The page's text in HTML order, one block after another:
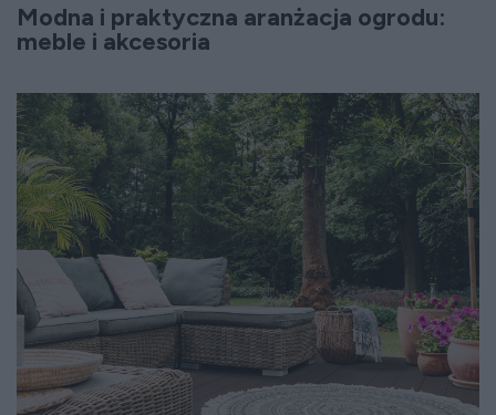
Modna i praktyczna aranżacja ogrodu:
meble i akcesoria